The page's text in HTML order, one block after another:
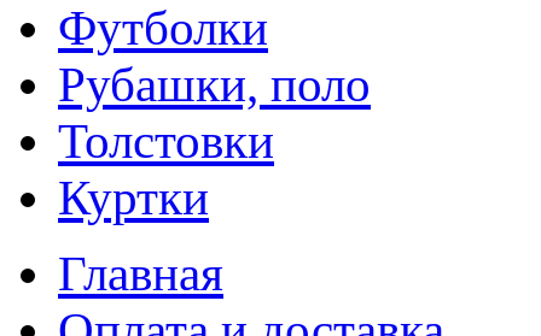
Футболки
Рубашки, поло
Толстовки
Куртки
Главная